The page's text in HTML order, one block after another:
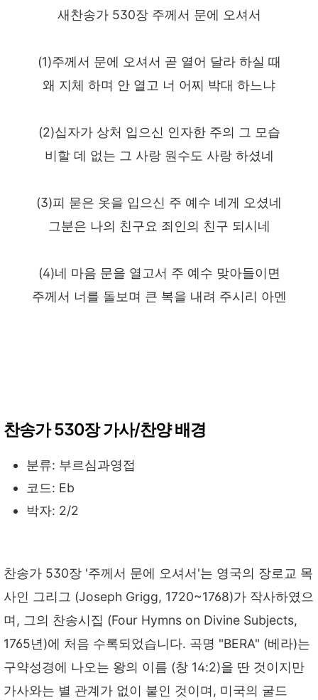
새찬송가 530장 주께서 문에 오셔서
(1)주께서 문에 오셔서 곧 열어 달라 하실 때
왜 지체 하며 안 열고 너 어찌 박대 하느냐
(2)십자가 상처 입으신 인자한 주의 그 모습
비할 데 없는 그 사랑 원수도 사랑 하셨네
(3)피 묻은 옷을 입으신 주 예수 네게 오셨네
그분은 나의 친구요 죄인의 친구 되시네
(4)네 마음 문을 열고서 주 예수 맞아들이면
주께서 너를 돌보며 큰 복을 내려 주시리 아멘
찬송가 530장 가사/찬양 배경
분류: 부르심과영접
코드: Eb
박자: 2/2
찬송가 530장 '주께서 문에 오셔서'는 영국의 장로교 목
사인 그리그 (Joseph Grigg, 1720~1768)가 작사하였으
며, 그의 찬송시집 (Four Hymns on Divine Subjects,
1765년)에 처음 수록되었습니다. 곡명 "BERA" (베라)는
구약성경에 나오는 왕의 이름 (창 14:2)을 딴 것이지만
가사와는 별 관계가 없이 붙인 것이며, 미국의 굴드